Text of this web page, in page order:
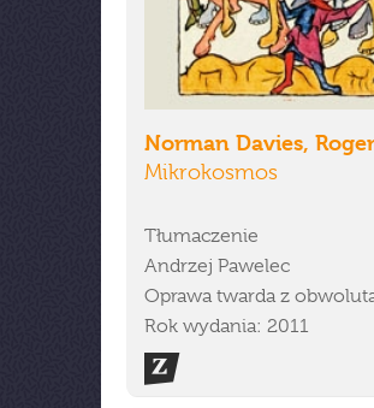
Norman Davies,
Mikrokosmos
Tłumaczenie
Andrzej Pawelec
Oprawa twarda z
Rok wydania: 2011